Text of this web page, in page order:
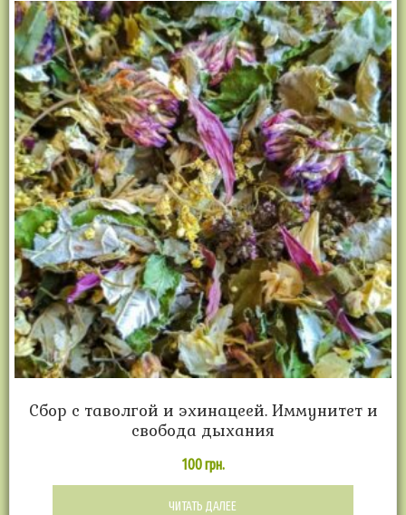
Cбор с таволгой и эхинацеей. Иммунитет и
свобода дыхания
100грн.
ЧИТАТЬ ДАЛЕЕ